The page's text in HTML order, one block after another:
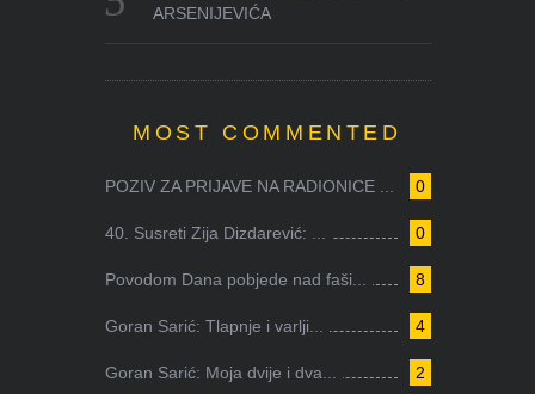
ARSENIJEVIĆA
MOST COMMENTED
0
POZIV ZA PRIJAVE NA RADIONICE ...
0
40. Susreti Zija Dizdarević: ...
8
Povodom Dana pobjede nad faši...
4
Goran Sarić: Tlapnje i varlji...
2
Goran Sarić: Moja dvije i dva...